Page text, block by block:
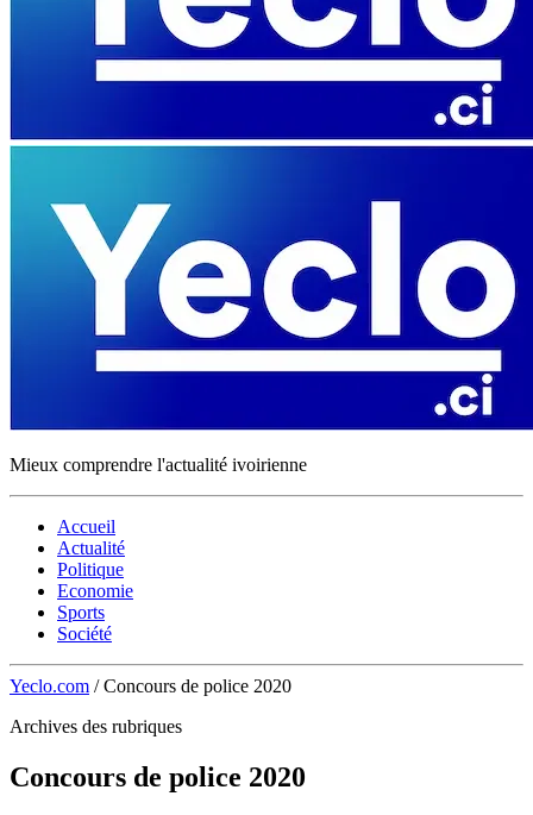
Mieux comprendre l'actualité ivoirienne
Accueil
Actualité
Politique
Economie
Sports
Société
Yeclo.com / Concours de police 2020
Archives des rubriques
Concours de police 2020